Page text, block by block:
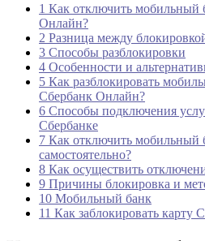
1 Как отключить мобильный
Онлайн?
2 Разница между
3 Способы разблокировки
4 Особенности и
5 Как разблокировать
Сбербанк Онлайн?
6 Способы подключения
Сбербанке
7 Как отключить мобильный
самостоятельно?
8 Как осуществить
9 Причины блокировка и
10 Мобильный банк
11 Как заблокировать карту